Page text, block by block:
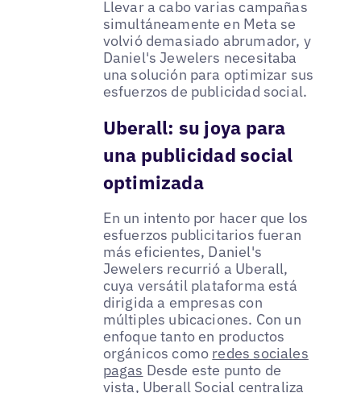
Llevar a cabo varias campañas
simultáneamente en Meta se
volvió demasiado abrumador, y
Daniel's Jewelers necesitaba
una solución para optimizar sus
esfuerzos de publicidad social.
Uberall: su joya para
una publicidad social
optimizada
En un intento por hacer que los
esfuerzos publicitarios fueran
más eficientes, Daniel's
Jewelers recurrió a Uberall,
cuya versátil plataforma está
dirigida a empresas con
múltiples ubicaciones. Con un
enfoque tanto en productos
orgánicos como redes sociales
pagas Desde este punto de
vista, Uberall Social centraliza